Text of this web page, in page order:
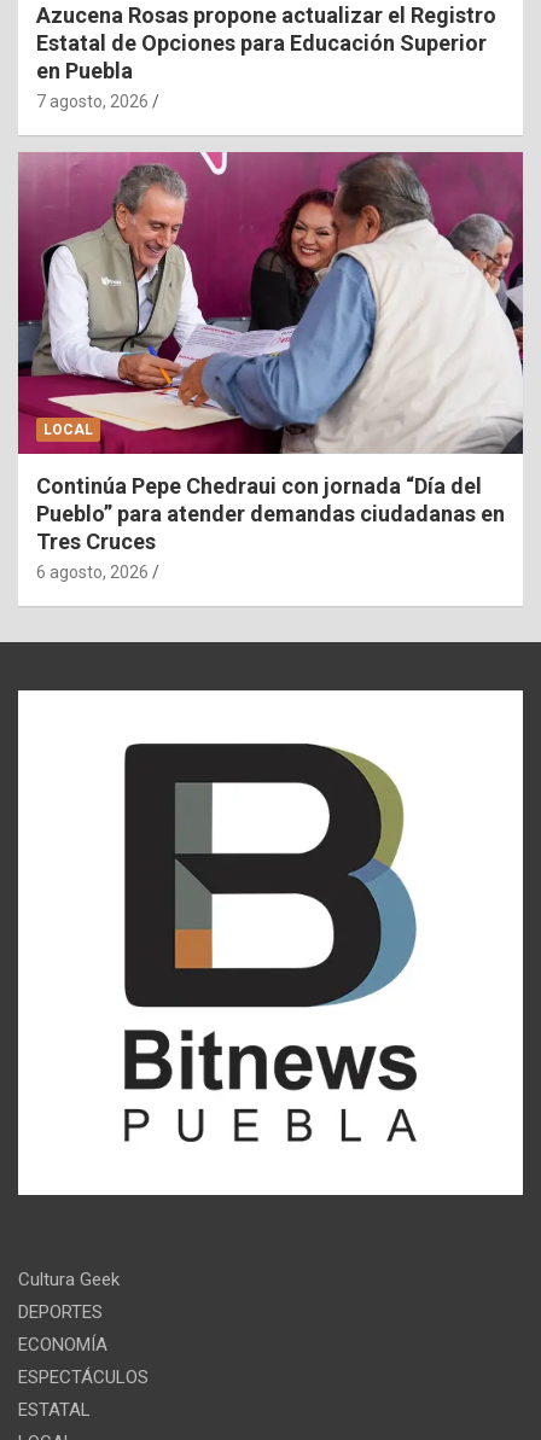
Azucena Rosas propone actualizar el Registro
Estatal de Opciones para Educación Superior
en Puebla
7 agosto, 2026
LOCAL
Continúa Pepe Chedraui con jornada “Día del
Pueblo” para atender demandas ciudadanas en
Tres Cruces
6 agosto, 2026
Cultura Geek
DEPORTES
ECONOMÍA
ESPECTÁCULOS
ESTATAL